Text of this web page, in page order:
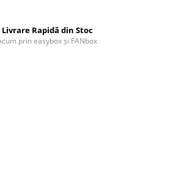
Livrare Rapidă din Stoc
prin easybox şi FANbox